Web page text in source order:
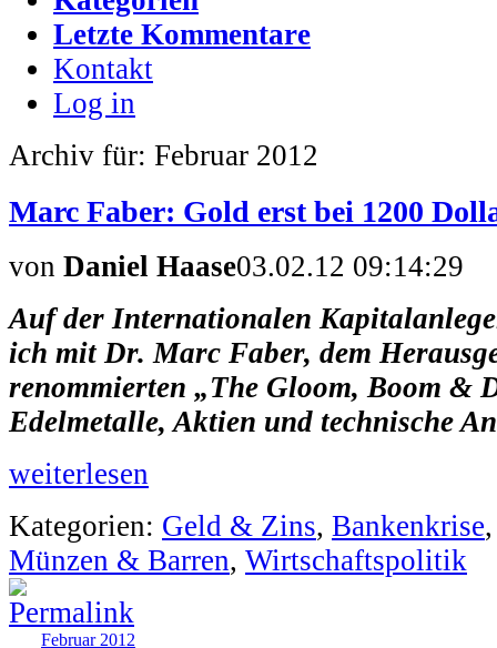
Letzte Kommentare
Kontakt
Log in
Archiv für: Februar 2012
Marc Faber: Gold erst bei 1200
von Daniel Haase03.02.12 09:14:29
Auf der Internationalen
ich mit Dr. Marc Faber, dem
renommierten „The Gloom, Boom &
Edelmetalle, Aktien und technische
weiterlesen
Kategorien: Geld & Zins, Bankenkrise
Münzen & Barren, Wirtschaftspolitik
Februar 2012